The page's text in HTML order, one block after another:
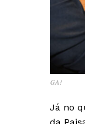
GA!
Já no